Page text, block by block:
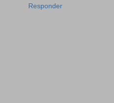
Responder